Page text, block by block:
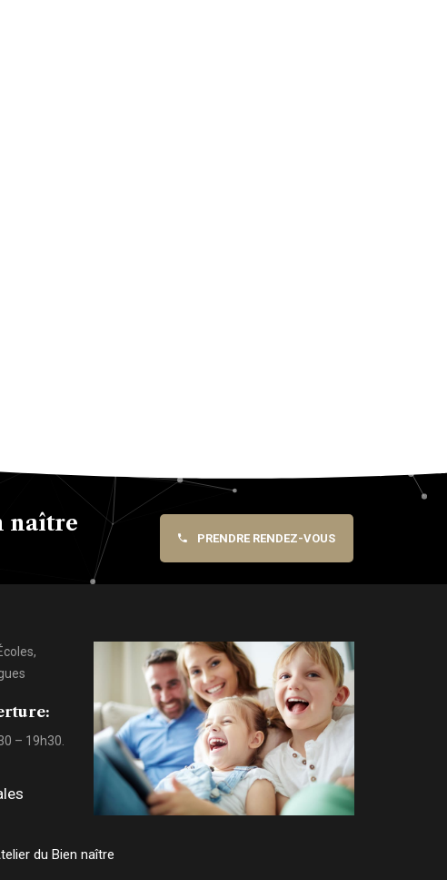
naître
PRENDRE RENDEZ-VOUS
– 19h30.
du Bien naître